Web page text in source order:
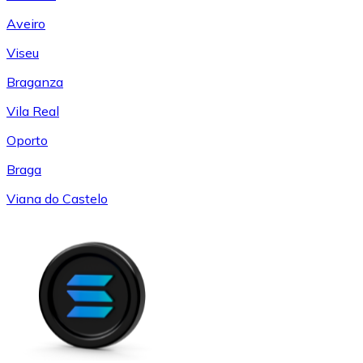
Aveiro
Viseu
Braganza
Vila Real
Oporto
Braga
Viana do Castelo